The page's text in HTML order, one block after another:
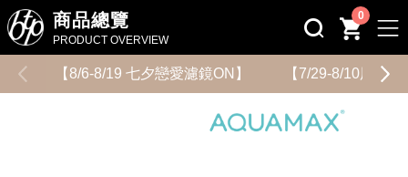
商品總覽
PRODUCT OVERVIEW
0
【8/6-8/19 七夕戀愛濾鏡ON】 【7/29-8/10用健